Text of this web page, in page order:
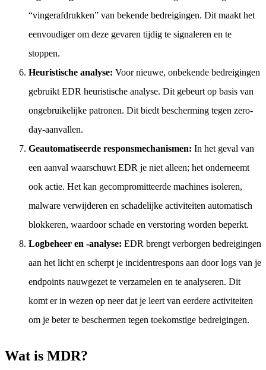
“vingerafdrukken” van bekende bedreigingen. Dit maakt het
eenvoudiger om deze gevaren tijdig te signaleren en te
stoppen.
Heuristische analyse: Voor nieuwe, onbekende bedreigingen
gebruikt EDR heuristische analyse. Dit gebeurt op basis van
ongebruikelijke patronen. Dit biedt bescherming tegen zero-
day-aanvallen.
Geautomatiseerde responsmechanismen: In het geval van
een aanval waarschuwt EDR je niet alleen; het onderneemt
ook actie. Het kan gecompromitteerde machines isoleren,
malware verwijderen en schadelijke activiteiten automatisch
blokkeren, waardoor schade en verstoring worden beperkt.
Logbeheer en -analyse: EDR brengt verborgen bedreigingen
aan het licht en scherpt je incidentrespons aan door logs van je
endpoints nauwgezet te verzamelen en te analyseren. Dit
komt er in wezen op neer dat je leert van eerdere activiteiten
om je beter te beschermen tegen toekomstige bedreigingen.
Wat is MDR?